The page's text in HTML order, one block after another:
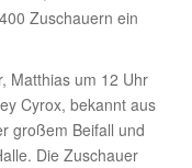
Zuschauern ein
Matthias um 12 Uhr
Cyrox, bekannt aus
großem Beifall und
Die Zuschauer